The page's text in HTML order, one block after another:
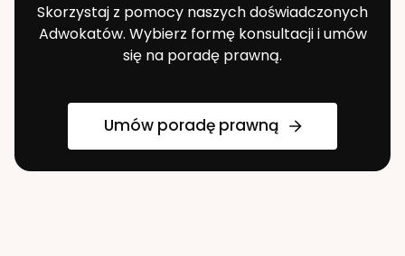
Skorzystaj z pomocy naszych doświadczonych
Adwokatów. Wybierz formę konsultacji i umów
się na poradę prawną.
Umów poradę prawną